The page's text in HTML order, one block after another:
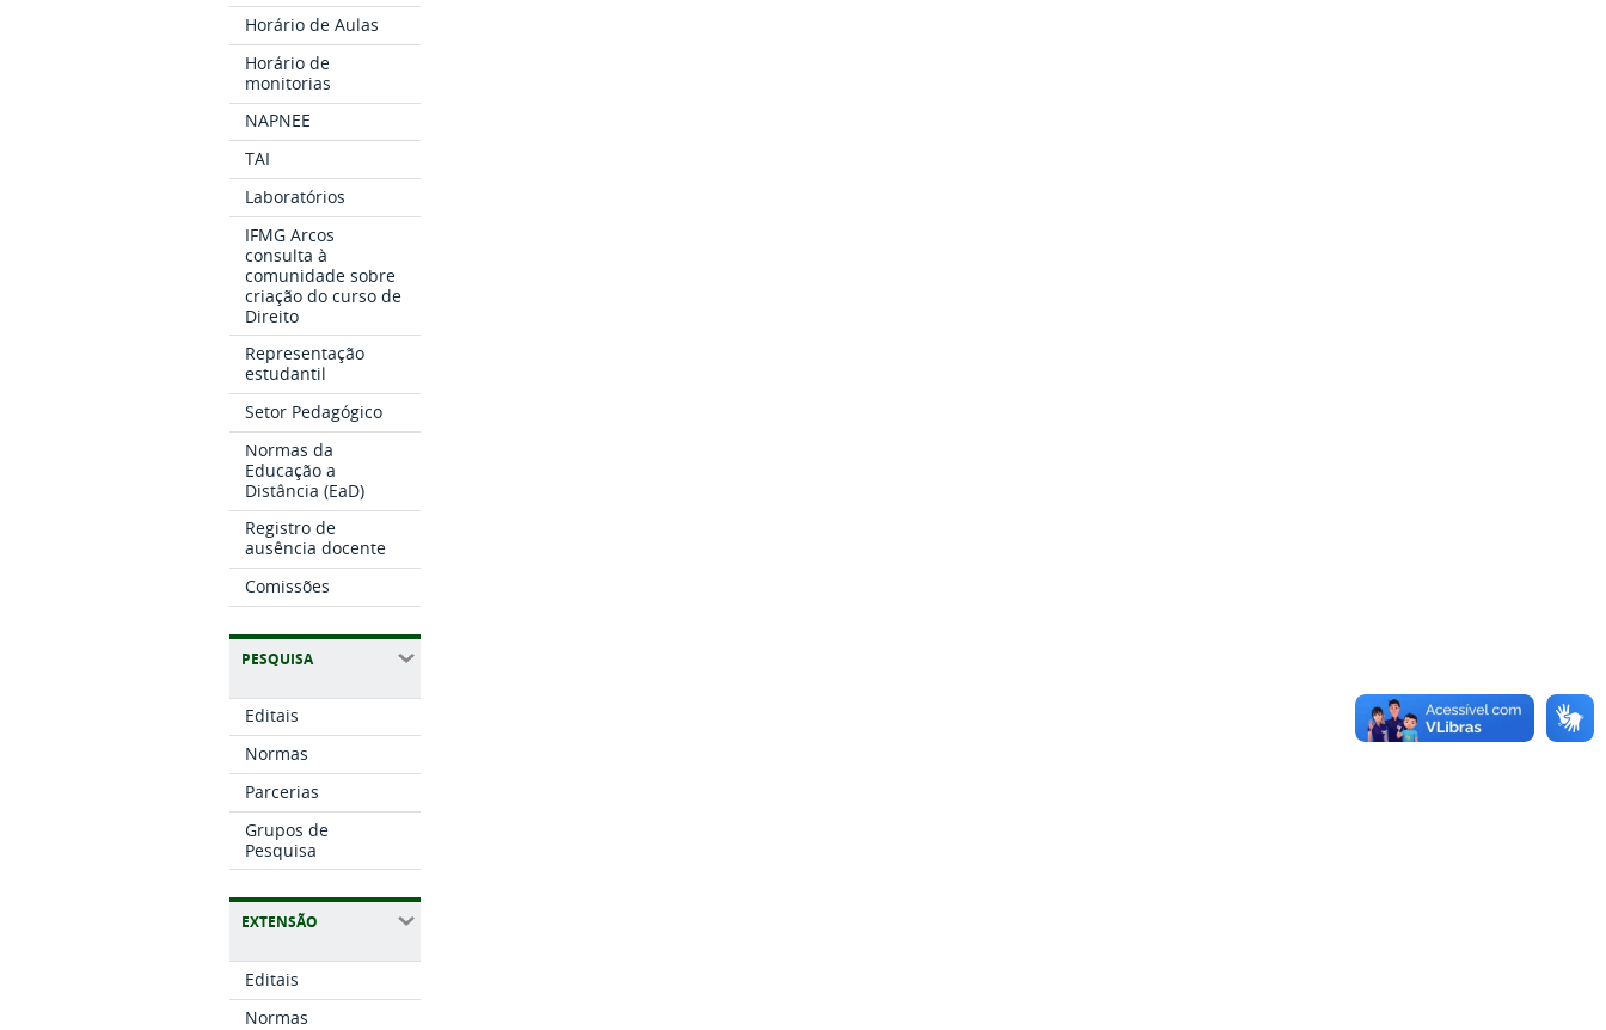
Horário de Aulas
Horário de
monitorias
NAPNEE
TAI
Laboratórios
IFMG Arcos
consulta à
comunidade sobre
criação do curso de
Direito
Representação
estudantil
Setor Pedagógico
Normas da
Educação a
Distância (EaD)
Registro de
ausência docente
Comissões
PESQUISA
Editais
Normas
Parcerias
Grupos de
Pesquisa
EXTENSÃO
Editais
Normas